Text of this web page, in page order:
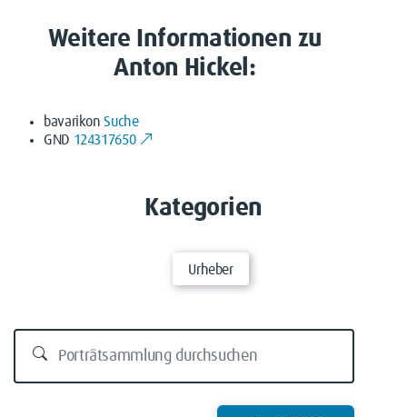
Weitere Informationen zu
Anton Hickel:
bavarikonSuche
GND 124317650
Kategorien
Urheber